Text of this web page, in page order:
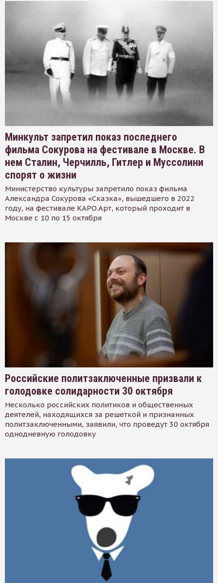
Минкульт запретил показ последнего
фильма Сокурова на фестивале в Москве. В
нем Сталин, Черчилль, Гитлер и Муссолини
спорят о жизни
Министерство культуры запретило показ фильма
Александра Сокурова «Сказка», вышедшего в 2022
году, на фестивале КАРО.Арт, который проходит в
Москве с 10 по 15 октября
Российские политзаключенные призвали к
голодовке солидарности 30 октября
Несколько российских политиков и общественных
деятелей, находящихся за решеткой и признанных
политзаключенными, заявили, что проведут 30 октября
однодневную голодовку